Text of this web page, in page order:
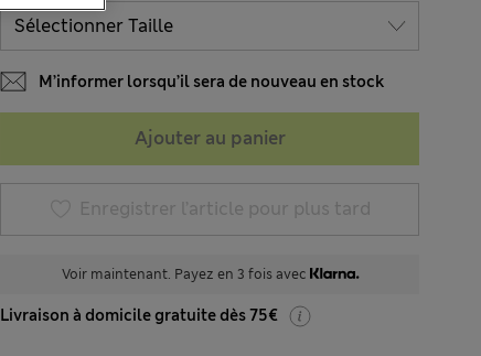
M’informer lorsqu’il sera de nouveau en stock
Ajouter au panier
Enregistrer l’article pour plus tard
Voir maintenant. Payez en 3 fois avec
Livraison à domicile gratuite dès 75€